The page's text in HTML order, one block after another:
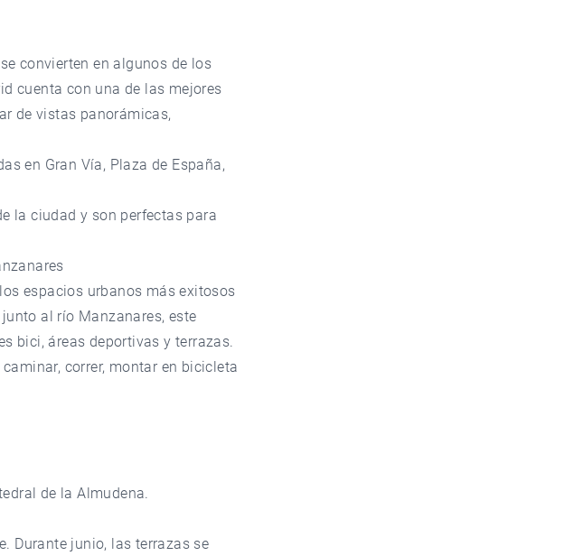
convierten en algunos de los
cuenta con una de las mejores
de vistas panorámicas,
en Gran Vía, Plaza de España,
la ciudad y son perfectas para
espacios urbanos más exitosos
al río Manzanares, este
bici, áreas deportivas y terrazas.
correr, montar en bicicleta
de la Almudena.
Durante junio, las terrazas se